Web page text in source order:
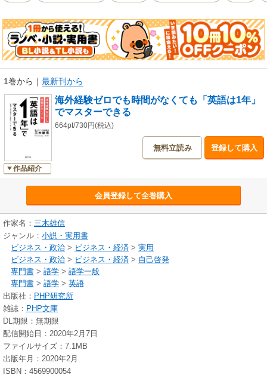
ーキングとヒアリングを集中的に鍛える ●戦略3 単語は勉強しない ●戦
略4 言いたいこと一つにつき、覚える言い回しは一つだけ ●戦略5 文法も
勉強しない ●戦略6 日常会話やスモールトークは後回し ●戦略7 発音は
あきらめる 『海外経験ゼロでも仕事が忙しくても「英語は1年」でマスタ
ーできる』を改題し、再編集したものを電子化。
1巻から ｜ 最新刊から
作品紹介
海外経験ゼロでも時間がなくても「英語は1年」
でマスターできる
664pt/730円(税込)
無料立読み 登録して購入
会員登録して全巻購入
作家名： 三木雄信
ジャンル： 小説・実用書
ビジネス・政治 > ビジネス・経済 > 実用
ビジネス・政治 > ビジネス・経済 > 自己啓発
専門書 > 語学 > 語学一般
専門書 > 語学 > 英語
出版社： PHP研究所
雑誌： PHP文庫
DL期限：無期限
配信開始日：2020年2月7日
ファイルサイズ：7.1MB
出版年月：2020年2月
ISBN：4569900054